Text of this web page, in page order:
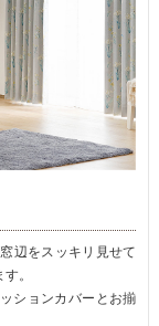
辺をスッキリ見せて
。
ションカバーとお揃